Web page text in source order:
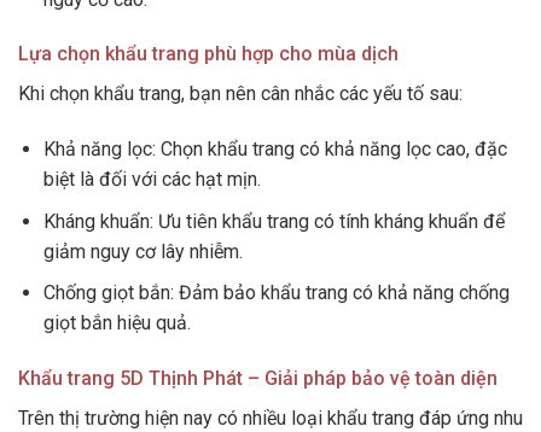
Lựa chọn khẩu trang phù hợp cho mùa dịch
Khi chọn khẩu trang, bạn nên cân nhắc các yếu tố sau:
Khả năng lọc: Chọn khẩu trang có khả năng lọc cao, đặc
biệt là đối với các hạt mịn.
Kháng khuẩn: Ưu tiên khẩu trang có tính kháng khuẩn để
giảm nguy cơ lây nhiễm.
Chống giọt bắn: Đảm bảo khẩu trang có khả năng chống
giọt bắn hiệu quả.
Khẩu trang 5D Thịnh Phát – Giải pháp bảo vệ toàn diện
Trên thị trường hiện nay có nhiều loại khẩu trang đáp ứng nhu